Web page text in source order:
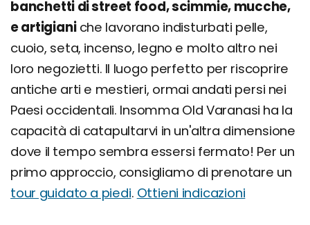
banchetti di street food, scimmie, mucche,
e artigianiche lavorano indisturbati pelle,
cuoio, seta, incenso, legno e molto altro nei
loro negozietti. Il luogo perfetto per riscoprire
antiche arti e mestieri, ormai andati persi nei
Paesi occidentali. Insomma Old Varanasi ha la
capacità di catapultarvi in un'altra dimensione
dove il tempo sembra essersi fermato! Per un
primo approccio, consigliamo di prenotare un
tour guidato a piedi. Ottieni indicazioni